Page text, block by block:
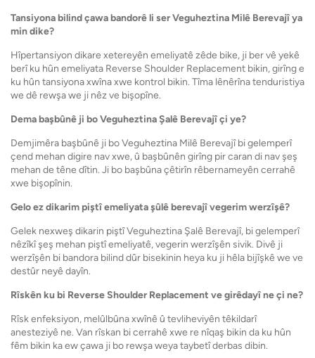
Tansiyona bilind çawa bandorê li ser Veguheztina Milê Berevajî ya
min dike?
Hîpertansiyon dikare xetereyên emeliyatê zêde bike, ji ber vê yekê
berî ku hûn emeliyata Reverse Shoulder Replacement bikin, girîng e
ku hûn tansiyona xwîna xwe kontrol bikin. Tîma lênêrîna tenduristiya
we dê rewşa we ji nêz ve bişopîne.
Dema başbûnê ji bo Veguheztina Şalê Berevajî çi ye?
Demjimêra başbûnê ji bo Veguheztina Milê Berevajî bi gelemperî
çend mehan digire nav xwe, û başbûnên girîng pir caran di nav şeş
mehan de têne dîtin. Ji bo başbûna çêtirîn rêbernameyên cerrahê
xwe bişopînin.
Gelo ez dikarim piştî emeliyata şûlê berevajî vegerim werzîşê?
Gelek nexweş dikarin piştî Veguheztina Şalê Berevajî, bi gelemperî
nêzîkî şeş mehan piştî emeliyatê, vegerin werzîşên sivik. Divê ji
werzîşên bi bandora bilind dûr bisekinin heya ku ji hêla bijîşkê we ve
destûr neyê dayîn.
Rîskên ku bi Reverse Shoulder Replacement ve girêdayî ne çi ne?
Rîsk enfeksiyon, melûlbûna xwînê û tevliheviyên têkildarî
anesteziyê ne. Van rîskan bi cerrahê xwe re nîqaş bikin da ku hûn
fêm bikin ka ew çawa ji bo rewşa weya taybetî derbas dibin.